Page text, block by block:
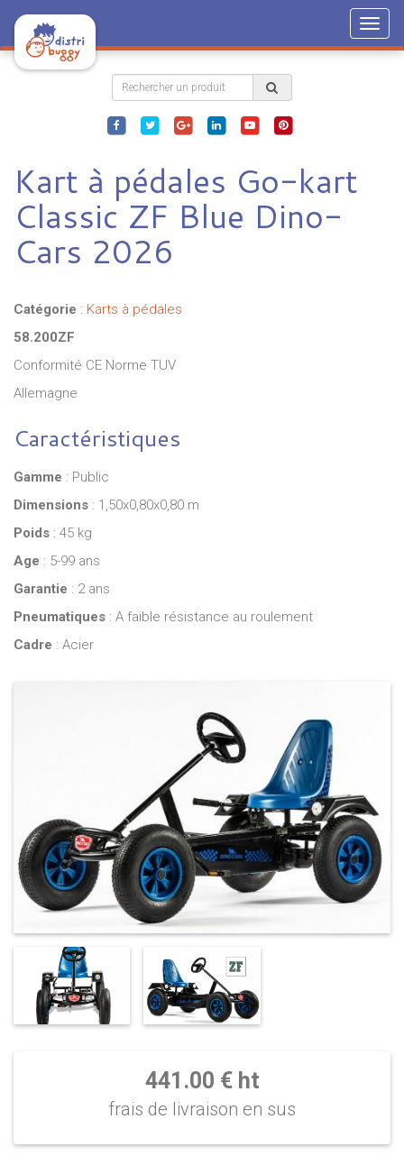
Kart à pédales Go-kart
Classic ZF Blue Dino-
Cars 2026
Catégorie : Karts à pédales
58.200ZF
Conformité CE Norme TUV
Allemagne
Caractéristiques
Gamme : Public
Dimensions : 1,50x0,80x0,80 m
Poids : 45 kg
Age : 5-99 ans
Garantie : 2 ans
Pneumatiques : A faible résistance au roulement
Cadre : Acier
441.00 € ht
frais de livraison en sus